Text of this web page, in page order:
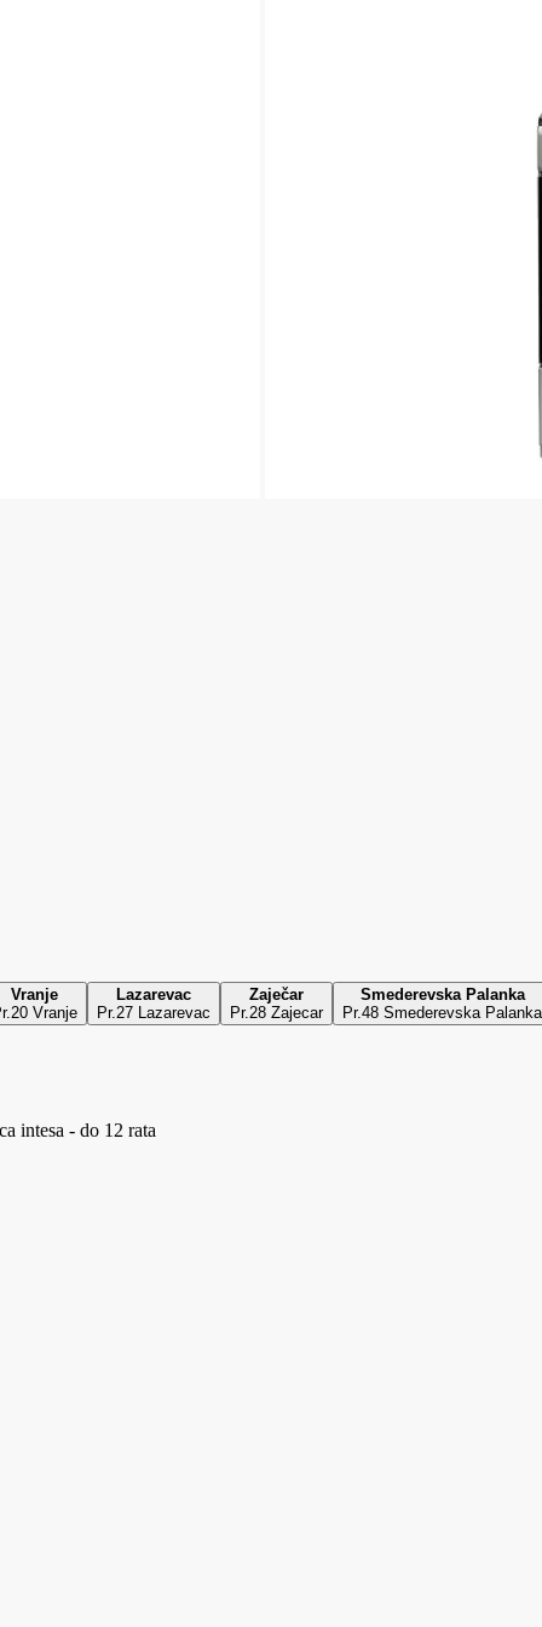
Vranje
Vranje
Lazarevac
Pr.27 Lazarevac
Zaječar
Pr.28 Zajecar
Smederevska Palanka
Pr.48 Smederevska Palanka
intesa - do 12 rata